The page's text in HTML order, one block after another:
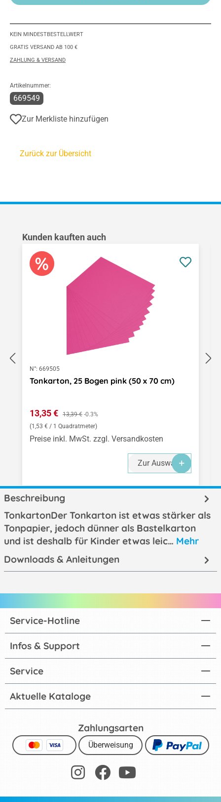
KEIN MINDESTBESTELLWERT
GRATIS VERSAND AB 100 €
ZAHLUNG & VERSAND
Artikelnummer:
669549
Zur Merkliste hinzufügen
Zurück zur Übersicht
Produktgalerie überspringen
Kunden kauften auch
N°: 669505
Tonkarton, 25 Bogen pink (50 x 70 cm)
Verkaufspreis:
13,35 € Regulärer Preis:
13,39 € -0.3%
(1,53 € / 1 Quadratmeter)
Preise inkl. MwSt. zzgl. Versandkosten
Zur Auswahl
Beschreibung
TonkartonDer Tonkarton ist etwas stärker als
Tonpapier, jedoch dünner als Bastelkarton
und ist deshalb für Kinder etwas leic… Mehr
Downloads & Anleitungen
Aktuelle Kataloge
Service-Hotline
Infos & Support
Service
Zahlungsarten
Überweisung